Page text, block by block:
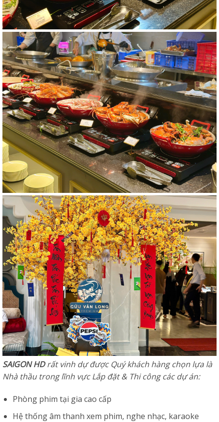
SAIGON HDrất vinh dự được Quý khách hàng chọn lựa là
Nhà thầu trong lĩnh vực Lắp đặt & Thi công các dự án:
Phòng phim tại gia cao cấp
Hệ thống âm thanh xem phim, nghe nhạc, karaoke